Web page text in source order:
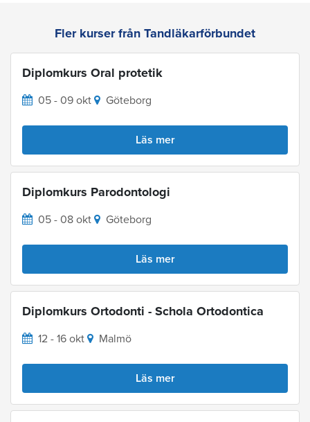
Fler kurser från Tandläkarförbundet
Diplomkurs Oral protetik
05 - 09 okt Göteborg
Läs mer
Diplomkurs Parodontologi
05 - 08 okt Göteborg
Läs mer
Diplomkurs Ortodonti - Schola Ortodontica
12 - 16 okt Malmö
Läs mer